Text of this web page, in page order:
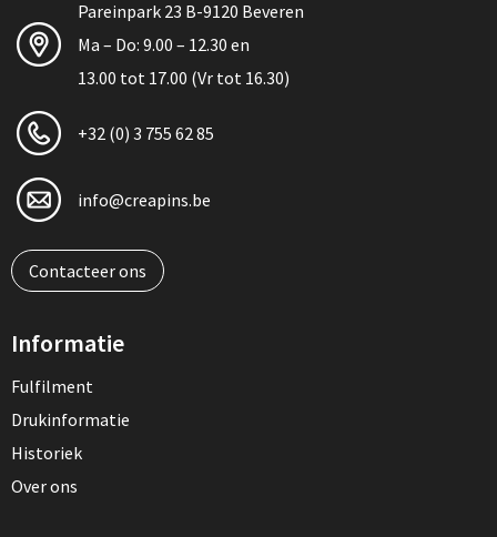
Pareinpark 23 B-9120 Beveren
Ma – Do: 9.00 – 12.30 en
13.00 tot 17.00 (Vr tot 16.30)
+32 (0) 3 755 62 85
info@creapins.be
Contacteer ons
Informatie
Fulfilment
Drukinformatie
Historiek
Over ons